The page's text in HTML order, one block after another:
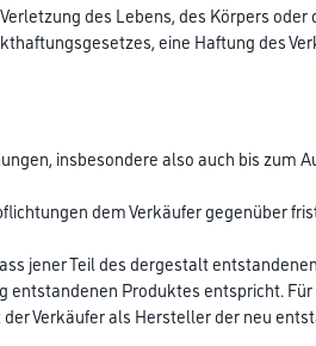
des Lebens, des Körpers oder
eine Haftung des
insbesondere also auch bis zum
dem Verkäufer gegenüber
jener Teil des dergestalt
entstandenen Produktes entspricht.
Verkäufer als Hersteller der neu